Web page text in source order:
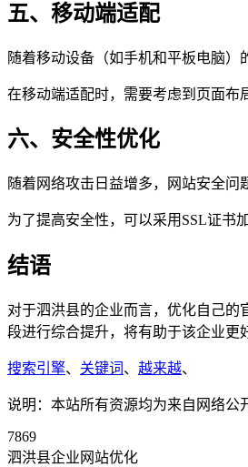
五、移动端适配
随着移动设备（如手机和平板电脑
在移动端适配时，需要考虑到页面布
六、安全性优化
随着网络攻击日益增多，网站安全问
为了提高安全性，可以采用SSL证书
结语
对于泗洪县的企业而言，优化自己
段进行综合提升，将有助于该企业更
搜索引擎、 关键词 、 越来越、
说明：本站所有资源均为来自网络公
7869
泗洪县企业网站优化